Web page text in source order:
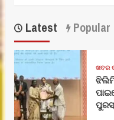
Latest Popular
ଖବର